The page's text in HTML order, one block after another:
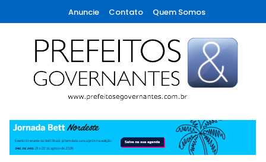
To
Content
Anuncie Contato Quem Somos
Prefeitos & Governantes